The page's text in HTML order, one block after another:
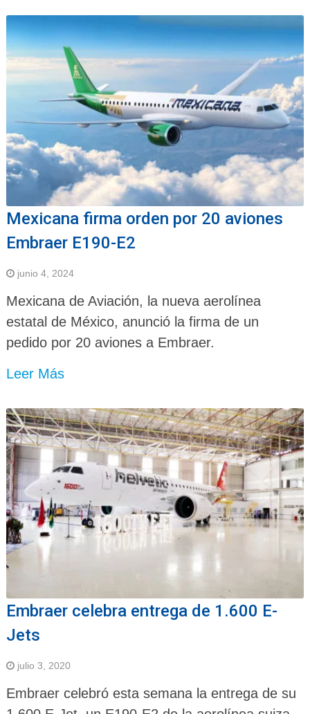
Mexicana firma orden por 20 aviones
Embraer E190-E2
junio 4, 2024
Mexicana de Aviación, la nueva aerolínea
estatal de México, anunció la firma de un
pedido por 20 aviones a Embraer.
Leer Más
Embraer celebra entrega de 1.600 E-
Jets
julio 3, 2020
Embraer celebró esta semana la entrega de su